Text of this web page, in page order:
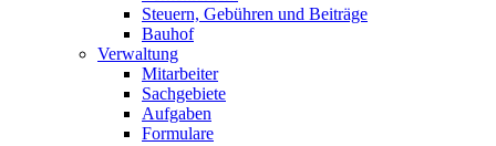
Steuern, Gebühren und Beiträge
Bauhof
Verwaltung
Mitarbeiter
Sachgebiete
Aufgaben
Formulare